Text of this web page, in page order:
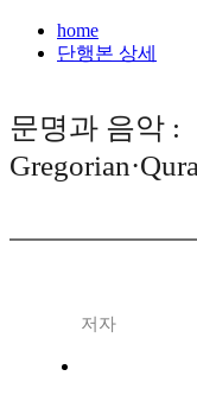
home
단행본 상세
문명과 음악 :
저자